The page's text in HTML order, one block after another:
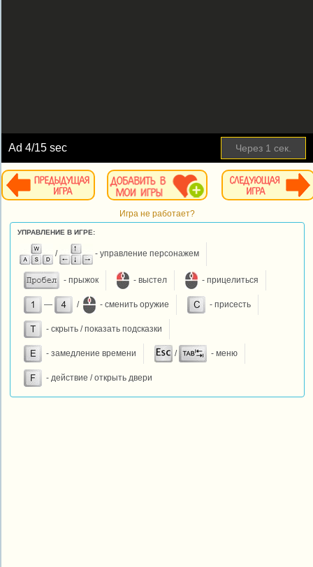
Ad4/15 sec Через 1 сек.
Игра не работает?
УПРАВЛЕНИЕ В ИГРЕ:
/ - управление персонажем
- прыжок - выстел - прицелиться
— / - сменить оружие - присесть
- скрыть / показать подсказки
- замедление времени / - меню
- действие / открыть двери